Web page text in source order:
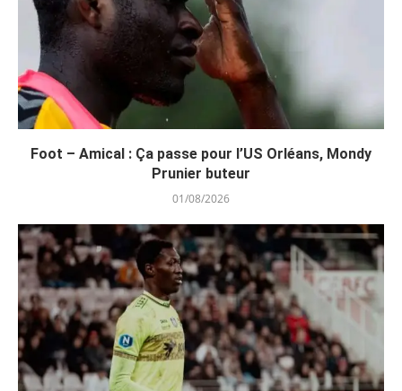
Foot – Amical : Ça passe pour l’US Orléans, Mondy
Prunier buteur
01/08/2026